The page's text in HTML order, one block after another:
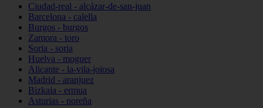
Ciudad-real - alcázar-de-san-juan
Barcelona - calella
Burgos - burgos
Zamora - toro
Soria - soria
Huelva - moguer
Alicante - la-vila-joiosa
Madrid - aranjuez
Bizkaia - ermua
Asturias - noreña